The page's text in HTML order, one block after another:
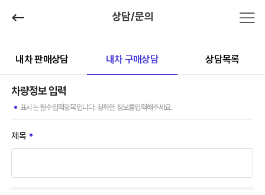
상담/문의
내차 판매상담 내차 구매상담 상담목록
차량정보 입력
표시는 필수입력항목입니다. 정확한 정보를입력해주세요.
제목